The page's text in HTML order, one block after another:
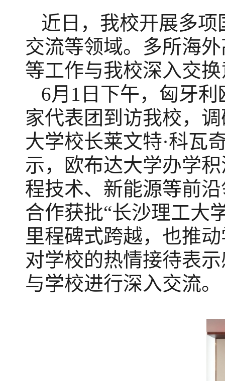
近日， 我校开展多项
交流等领域。 多所海外
等工作与我校深入交
6月1日下午，匈牙
家代表团到访我校，
大学校长莱文特·科瓦
示，
欧布达大学办学
程技术、新能源等前
合作获批“长沙理工大
里程碑式跨越，也推动
对学校的热情接待表
与学校进行深入交流。